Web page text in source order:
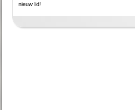
nieuw lid!